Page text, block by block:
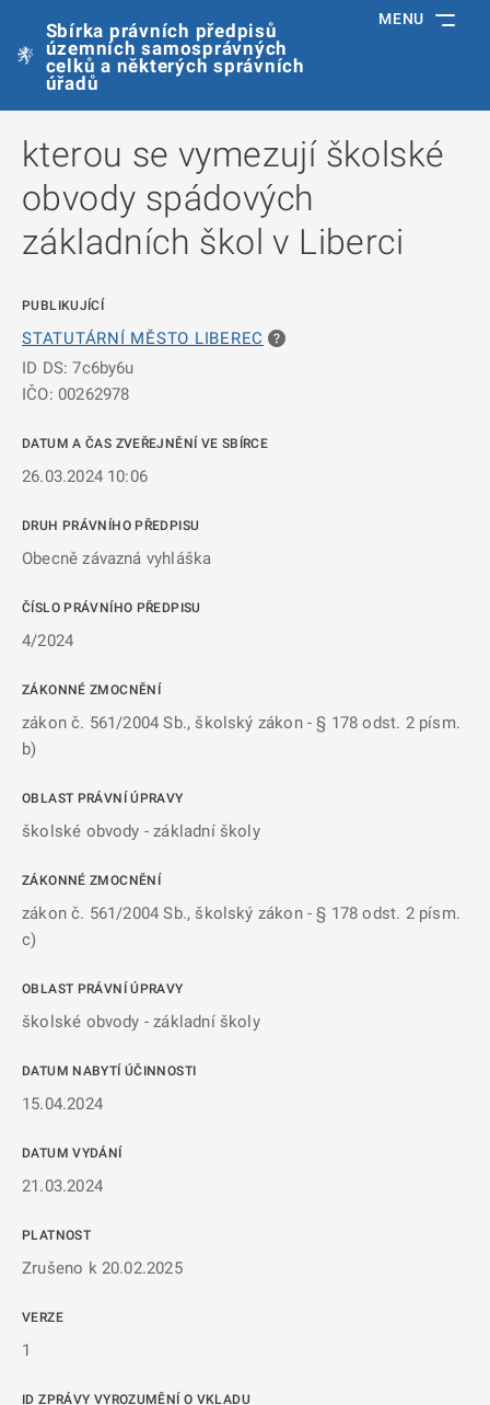
Sbírka právních předpisů
územních samosprávných
celků a některých správních
úřadů
MENU
kterou se vymezují školské
obvody spádových
základních škol v Liberci
PUBLIKUJÍCÍ
STATUTÁRNÍ MĚSTO LIBEREC
ID DS: 7c6by6u
IČO: 00262978
DATUM A ČAS ZVEŘEJNĚNÍ VE SBÍRCE
26.03.2024 10:06
DRUH PRÁVNÍHO PŘEDPISU
Obecně závazná vyhláška
ČÍSLO PRÁVNÍHO PŘEDPISU
4/2024
ZÁKONNÉ ZMOCNĚNÍ
zákon č. 561/2004 Sb., školský zákon - § 178 odst. 2 písm.
b)
OBLAST PRÁVNÍ ÚPRAVY
školské obvody - základní školy
ZÁKONNÉ ZMOCNĚNÍ
zákon č. 561/2004 Sb., školský zákon - § 178 odst. 2 písm.
c)
OBLAST PRÁVNÍ ÚPRAVY
školské obvody - základní školy
DATUM NABYTÍ ÚČINNOSTI
15.04.2024
DATUM VYDÁNÍ
21.03.2024
PLATNOST
Zrušeno k 20.02.2025
VERZE
1
ID ZPRÁVY VYROZUMĚNÍ O VKLADU